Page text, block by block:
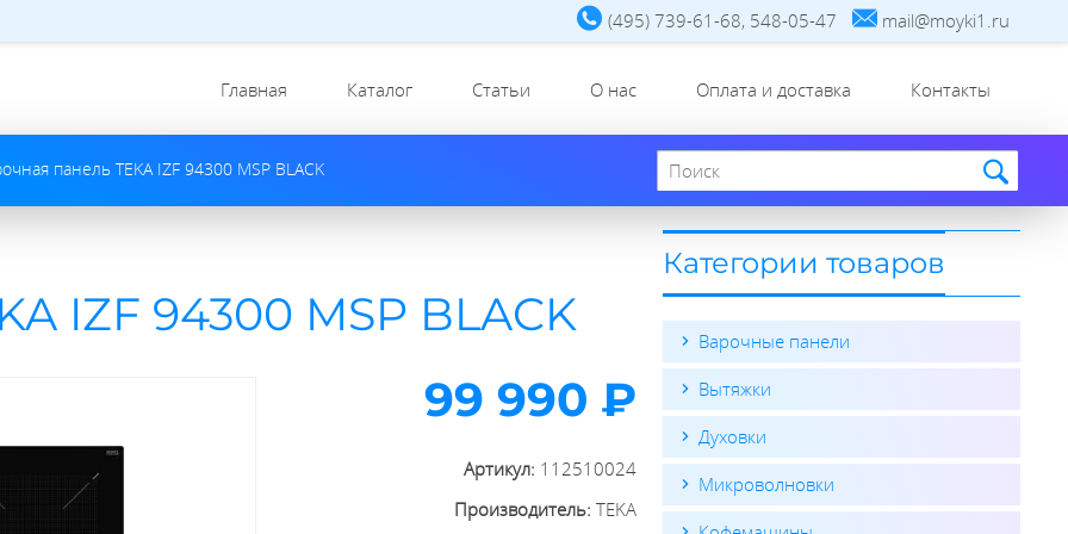
(495) 739-61-68, 548-05-47 mail@moyki1.ru
Главная Каталог Статьи О нас Оплата и доставка Контакты
панель TEKA IZF 94300 MSP BLACK
Поиск по сайту
IZF 94300 MSP BLACK
99 990 ₽
Артикул: 112510024
Производитель:TEKA
Категории товаров
Варочные панели
Вытяжки
Духовки
Микроволновки